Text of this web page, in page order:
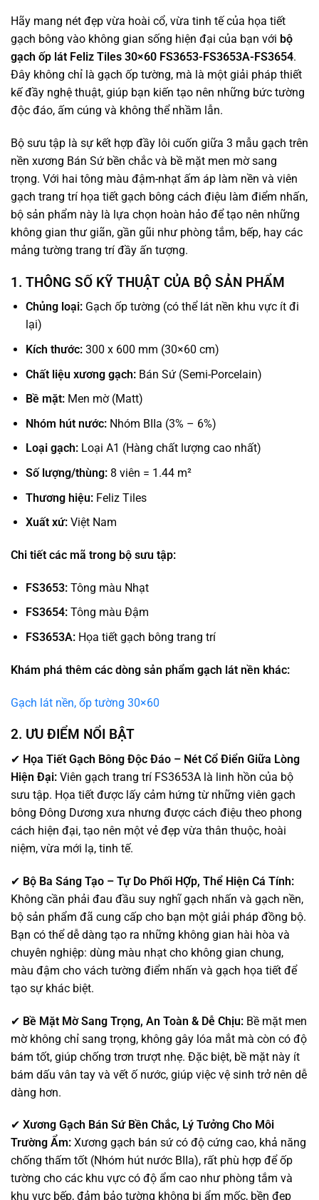
Hãy mang nét đẹp vừa hoài cổ, vừa tinh tế của họa tiết
gạch bông vào không gian sống hiện đại của bạn với bộ
gạch ốp lát Feliz Tiles 30×60 FS3653-FS3653A-FS3654.
Đây không chỉ là gạch ốp tường, mà là một giải pháp thiết
kế đầy nghệ thuật, giúp bạn kiến tạo nên những bức tường
độc đáo, ấm cúng và không thể nhầm lẫn.
Bộ sưu tập là sự kết hợp đầy lôi cuốn giữa 3 mẫu gạch trên
nền xương Bán Sứ bền chắc và bề mặt men mờ sang
trọng. Với hai tông màu đậm-nhạt ấm áp làm nền và viên
gạch trang trí họa tiết gạch bông cách điệu làm điểm nhấn,
bộ sản phẩm này là lựa chọn hoàn hảo để tạo nên những
không gian thư giãn, gần gũi như phòng tắm, bếp, hay các
mảng tường trang trí đầy ấn tượng.
1. THÔNG SỐ KỸ THUẬT CỦA BỘ SẢN PHẨM
Chủng loại:Gạch ốp tường (có thể lát nền khu vực ít đi
lại)
Kích thước:300 x 600 mm (30×60 cm)
Chất liệu xương gạch:Bán Sứ (Semi-Porcelain)
Bề mặt:Men mờ (Matt)
Nhóm hút nước:Nhóm BIIa (3% – 6%)
Loại gạch:Loại A1 (Hàng chất lượng cao nhất)
Số lượng/thùng:8 viên = 1.44 m²
Thương hiệu:Feliz Tiles
Xuất xứ:Việt Nam
Chi tiết các mã trong bộ sưu tập:
FS3653:Tông màu Nhạt
FS3654:Tông màu Đậm
FS3653A:Họa tiết gạch bông trang trí
Khám phá thêm các dòng sản phẩm gạch lát nền khác:
Gạch lát nền, ốp tường 30×60
2. ƯU ĐIỂM NỔI BẬT
✔ Họa Tiết Gạch Bông Độc Đáo – Nét Cổ Điển Giữa Lòng
Hiện Đại: Viên gạch trang trí FS3653A là linh hồn của bộ
sưu tập. Họa tiết được lấy cảm hứng từ những viên gạch
bông Đông Dương xưa nhưng được cách điệu theo phong
cách hiện đại, tạo nên một vẻ đẹp vừa thân thuộc, hoài
niệm, vừa mới lạ, tinh tế.
✔ Bộ Ba Sáng Tạo – Tự Do Phối HỢp, Thể Hiện Cá Tính:
Không cần phải đau đầu suy nghĩ gạch nhấn và gạch nền,
bộ sản phẩm đã cung cấp cho bạn một giải pháp đồng bộ.
Bạn có thể dễ dàng tạo ra những không gian hài hòa và
chuyên nghiệp: dùng màu nhạt cho không gian chung,
màu đậm cho vách tường điểm nhấn và gạch họa tiết để
tạo sự khác biệt.
✔ Bề Mặt Mờ Sang Trọng, An Toàn & Dễ Chịu: Bề mặt men
mờ không chỉ sang trọng, không gây lóa mắt mà còn có độ
bám tốt, giúp chống trơn trượt nhẹ. Đặc biệt, bề mặt này ít
bám dấu vân tay và vết ố nước, giúp việc vệ sinh trở nên dễ
dàng hơn.
✔ Xương Gạch Bán Sứ Bền Chắc, Lý Tưởng Cho Môi
Trường Ẩm: Xương gạch bán sứ có độ cứng cao, khả năng
chống thấm tốt (Nhóm hút nước BIIa), rất phù hợp để ốp
tường cho các khu vực có độ ẩm cao như phòng tắm và
khu vực bếp, đảm bảo tường không bị ẩm mốc, bền đẹp